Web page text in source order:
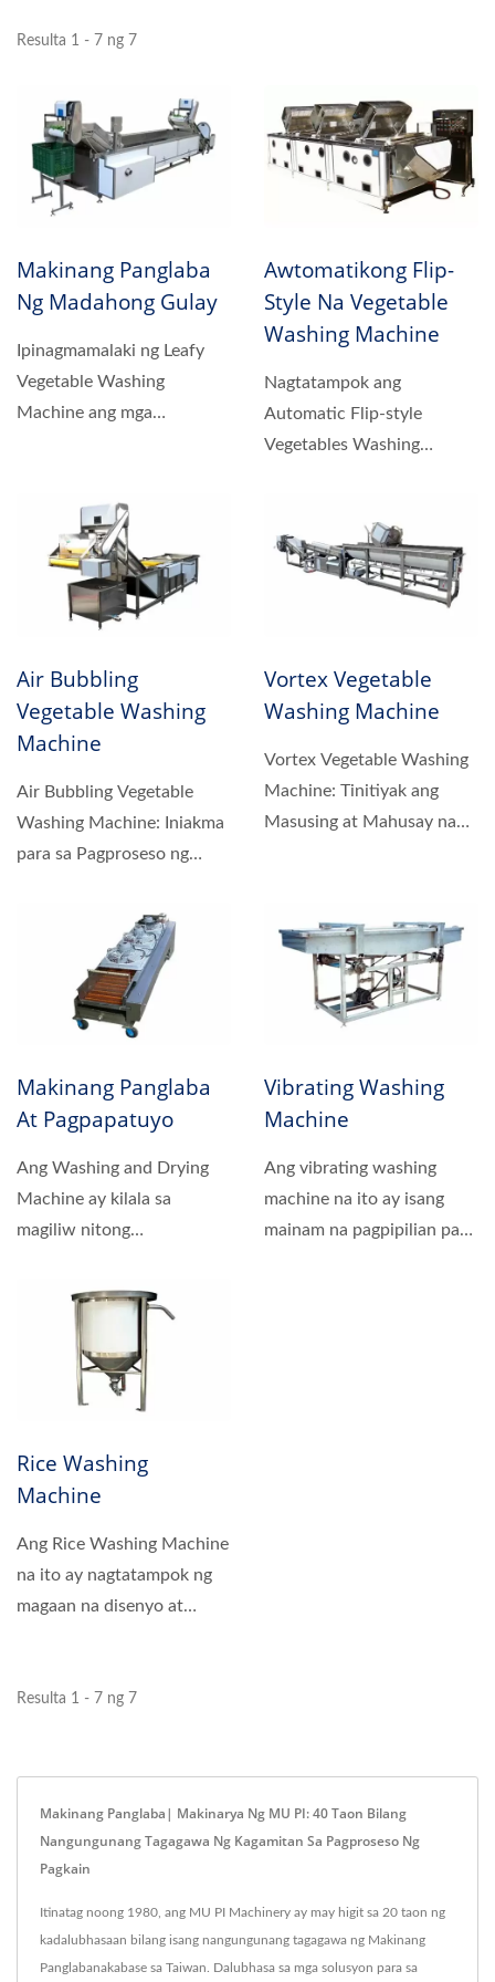
Resulta 1 - 7 ng 7
Makinang Panglaba
Ng Madahong Gulay
Ipinagmamalaki ng Leafy
Vegetable Washing
Machine ang mga
Awtomatikong Flip-
Style Na Vegetable
Washing Machine
Nagtatampok ang
Automatic Flip-style
Vegetables Washing
Air Bubbling
Vegetable Washing
Machine
Air Bubbling Vegetable
Washing Machine: Iniakma
para sa Pagproseso ng
Vortex Vegetable
Washing Machine
Vortex Vegetable Washing
Machine: Tinitiyak ang
Masusing at Mahusay na
Makinang Panglaba
At Pagpapatuyo
Ang Washing and Drying
Machine ay kilala sa
magiliw nitong
linisin ang ibabaw...
Vibrating Washing
Machine
Ang vibrating washing
machine na ito ay isang
mainam na pagpipilian para
Rice Washing
Machine
Ang Rice Washing Machine
na ito ay nagtatampok ng
magaan na disenyo at
Resulta 1 - 7 ng 7
Makinang Panglaba| Makinarya Ng MU PI: 40 Taon Bilang
Nangungunang Tagagawa Ng Kagamitan Sa Pagproseso Ng
Pagkain
Itinatag noong 1980, ang MU PI Machinery ay may higit sa 20 taon ng
kadalubhasaan bilang isang nangungunang tagagawa ng Makinang
Panglabanakabase sa Taiwan. Dalubhasa sa mga solusyon para sa